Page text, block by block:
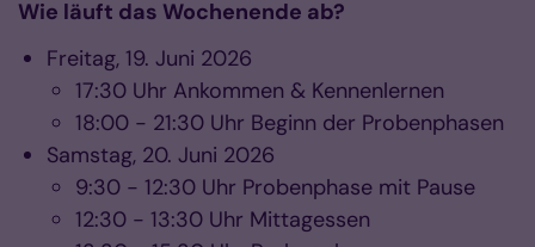
Wie läuft das Wochenende ab?
Freitag, 19. Juni 2026
17:30 Uhr Ankommen & Kennenlernen
18:00 - 21:30 Uhr Beginn der Probenphasen
Samstag, 20. Juni 2026
9:30 - 12:30 Uhr Probenphase mit Pause
12:30 - 13:30 Uhr Mittagessen